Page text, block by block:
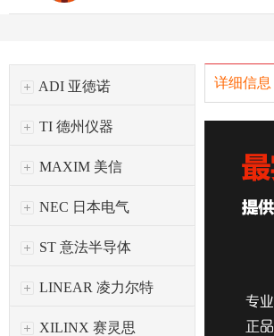
ADI 亚徳诺
TI 德州仪器
MAXIM 美信
NEC 日本电气
ST 意法半导体
LINEAR 凌力尔特
XILINX 赛灵思
详细信息